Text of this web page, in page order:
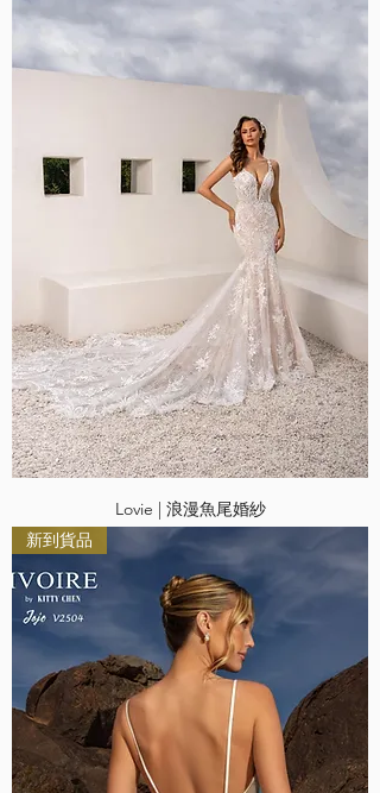
Lovie | 浪漫魚尾婚紗
新到貨品